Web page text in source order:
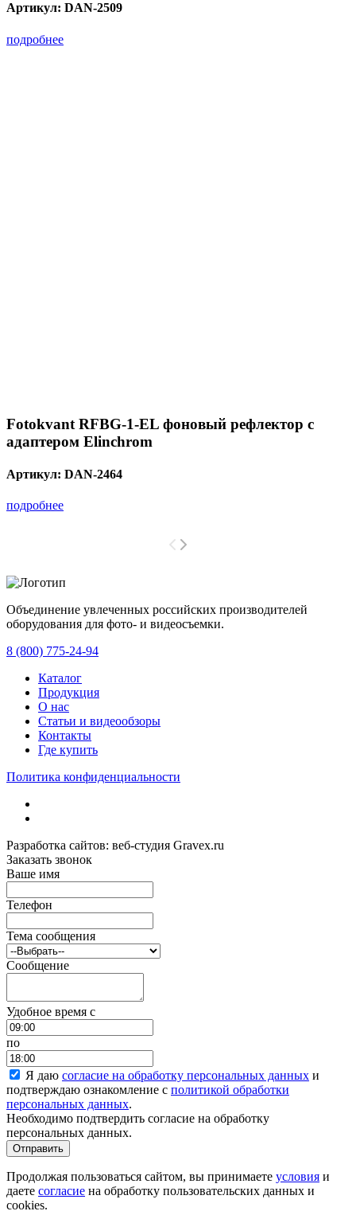
Артикул: DAN-2509
подробнее
Fotokvant RFBG-1-EL фоновый рефлектор с
адаптером Elinchrom
Артикул: DAN-2464
подробнее
Объединение увлеченных российских производителей
оборудования для фото- и видеосъемки.
8 (800) 775-24-94
Каталог
Продукция
О нас
Статьи и видеообзоры
Контакты
Где купить
Политика конфиденциальности
Разработка сайтов: веб-студия Gravex.ru
Заказать звонок
Ваше имя
Телефон
Тема сообщения
Сообщение
Удобное время c
по
Я даю согласие на обработку персональных данных и
подтверждаю ознакомление с политикой обработки
персональных данных.
Необходимо подтвердить согласие на обработку
персональных данных.
Отправить
Продолжая пользоваться сайтом, вы принимаете условия и
даете согласие на обработку пользовательских данных и
cookies.